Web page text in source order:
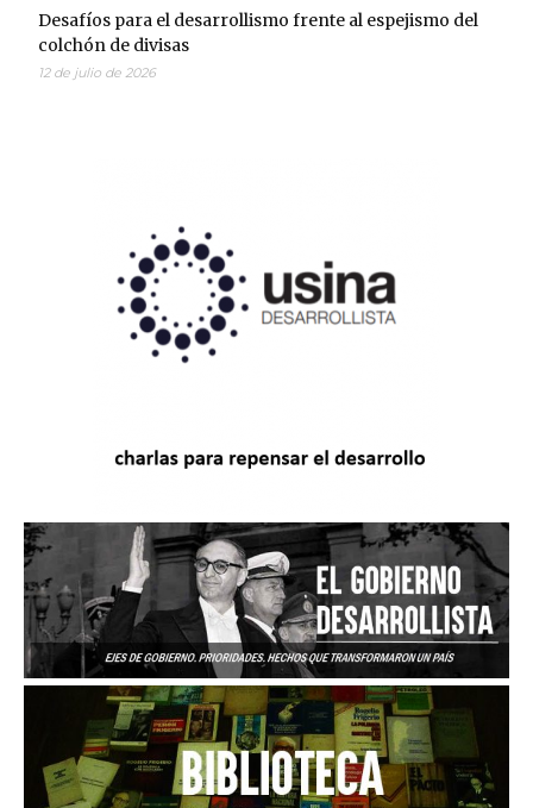
Desafíos para el desarrollismo frente al espejismo del
colchón de divisas
12 de julio de 2026